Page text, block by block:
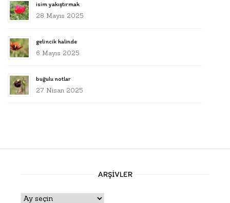
isim yakıştırmak
28 Mayıs 2025
gelincik halinde
6 Mayıs 2025
buğulu notlar
27 Nisan 2025
ARŞIVLER
Arşivler